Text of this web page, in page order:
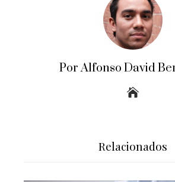
Por Alfonso David
Relacionados